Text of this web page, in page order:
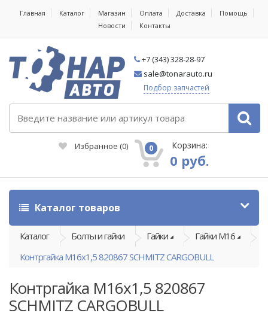
Главная Каталог Магазин Оплата Доставка
Помощь
Новости
Контакты
+7 (343) 328-28-97
sale@tonarauto.ru
Подбор запчастей
Избранное (0) 0 Корзина:
0 руб.
Каталог товаров
Каталог Болты и гайки Гайки
Гайки М16
Контргайка М16х1,5 820867 SCHMITZ CARGOBULL
Контргайка М16х1,5 820867
SCHMITZ CARGOBULL